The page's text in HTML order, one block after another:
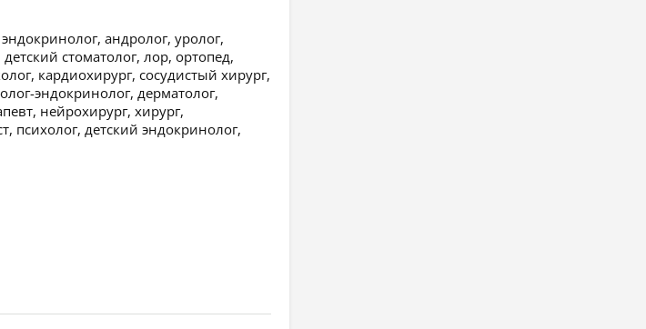
андролог, уролог,
стоматолог, лор, ортопед,
кардиохирург, сосудистый хирург,
эндокринолог, дерматолог,
нейрохирург, хирург,
психолог, детский эндокринолог,